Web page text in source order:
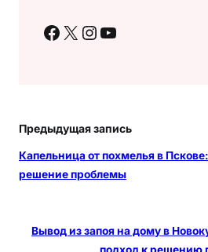
Facebook X Instagram YouTube
Предыдущая запись
Капельница от похмелья в
решение проблемы
Вывод из запоя на дому в
подход к решению